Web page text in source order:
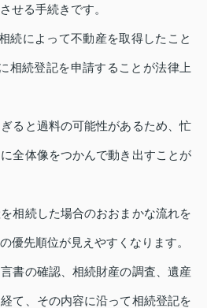
せる手続きです。
続によって不動産を取得したこと
相続登記を申請することが法律上
ると過料の可能性があるため、忙
全体像をつかんで動き出すことが
相続した場合のおおまかな流れを
優先順位が見えやすくなります。
書の確認、相続財産の調査、遺産
て、その内容に沿って相続登記を